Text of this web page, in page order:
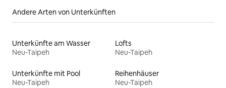
Andere Arten von Unterkünften
Unterkünfte am Wasser
Neu-Taipeh
Lofts
Neu-Taipeh
Unterkünfte mit Pool
Neu-Taipeh
Reihenhäuser
Neu-Taipeh